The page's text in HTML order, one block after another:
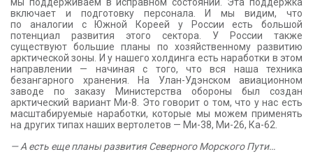
включает и подготовку персонала. И мы видим, что
по аналогии с Южной Кореей у России есть большой
потенциал развития этого сектора. У России также
существуют большие планы по хозяйственному развитию
арктической зоны. И у нашего холдинга есть наработки в этом
направлении — начиная с того, что вся наша техника
безангарного хранения. На Улан-Удэнском авиационном
заводе по заказу Министерства обороны был создан
арктический вариант Ми-8. Это говорит о том, что у нас есть
масштабируемые наработки, которые мы можем применять
на других типах наших вертолетов — Ми-38, Ми-26, Ка-62.
— А есть еще планы развития Северного Морского Пути…